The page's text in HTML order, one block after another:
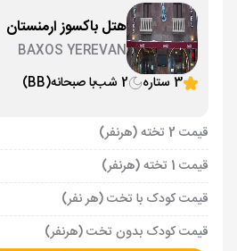
مدت پرواز :02:00
تهران , فرودگاه بین‌المللی امام خمینی IKA
Aircraft - کاسپین (Economy)
هتل باکسوز ارمنستان
BAXOS YEREVAN
3 ستاره
2 شب با صبحانه(BB)
قیمت 2 تخته (هرنفر)
قیمت 1 تخته (هرنفر)
قیمت کودک با تخت (هر نفر)
قیمت کودک بدون تخت (هرنفر)